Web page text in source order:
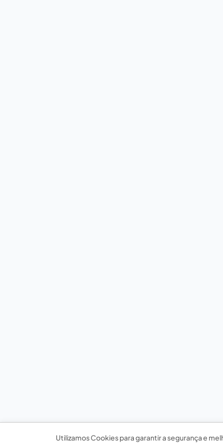
Utilizamos Cookies para garantir a segurança e